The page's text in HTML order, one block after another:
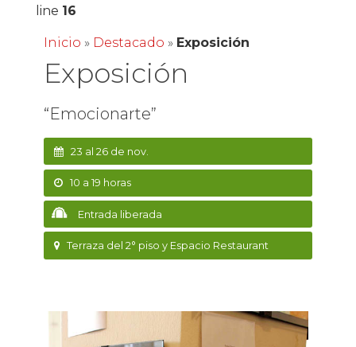
line 16
Inicio » Destacado » Exposición
Exposición
“Emocionarte”
23 al 26 de nov.
10 a 19 horas
Entrada liberada
Terraza del 2° piso y Espacio Restaurant